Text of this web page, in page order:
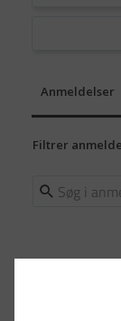
Anmeldelser
Filtrer